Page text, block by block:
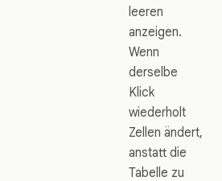
leeren
anzeigen.
Wenn
derselbe
Klick
wiederholt
Zellen ändert,
anstatt die
Tabelle zu